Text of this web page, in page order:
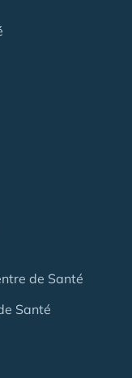
de Santé
Santé